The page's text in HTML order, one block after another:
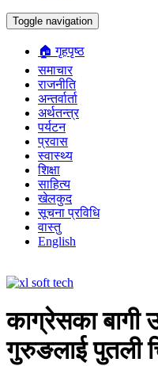
Toggle navigation
🏠 गृहपृष्ठ
समाचार
राजनीति
अन्तर्वार्ता
अर्थतन्त्र
पर्यटन
प्रवास
स्वास्थ्य
शिक्षा
साहित्य
खेलकुद
सूचना प्रविधि
वास्तु
English
काग्रेसका बागी
गुरुङलाई पुतली